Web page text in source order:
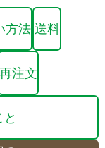
方法 送料
再注文